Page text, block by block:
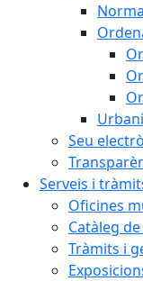
Seu
Serveis i
Oficines
Catàleg
Tràmits i